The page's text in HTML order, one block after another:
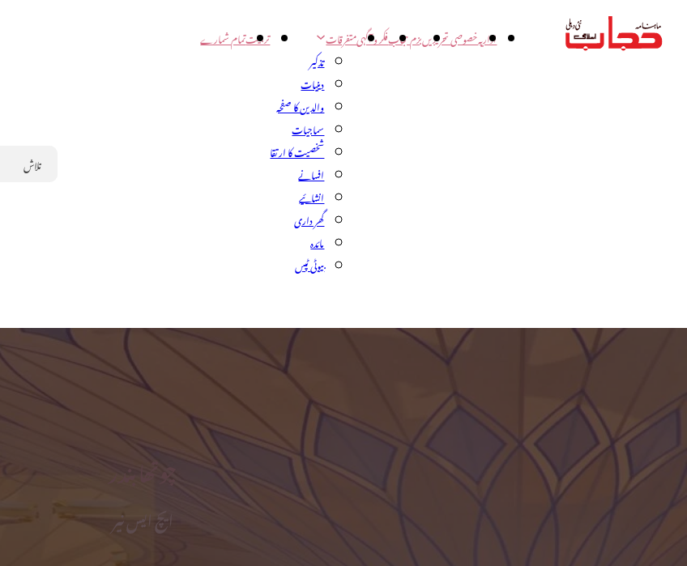
اداریہخصوصی تحریریںبزم حجابفکر و آگہیمتفرقات
تذکیر
دینیات
والدین کا صفحہ
سماجیات
شخصیت کا ارتقا
افسانے
انشائیے
گھر داری
مائدہ
بیوٹی ٹپس
تربیتتمام شمارے
Search
چوتھا بندر
ایچ ایس نیر